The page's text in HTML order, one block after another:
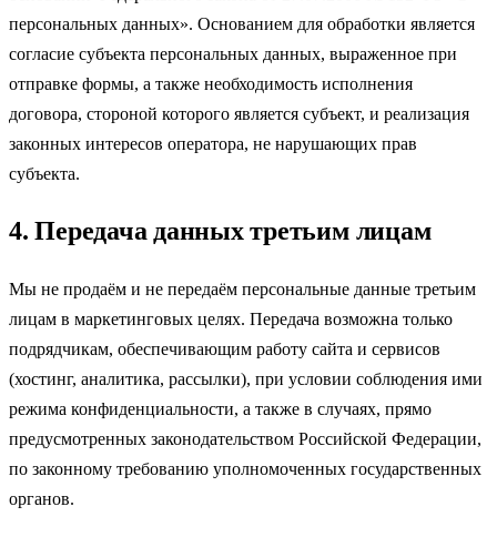
персональных данных». Основанием для обработки является
согласие субъекта персональных данных, выраженное при
отправке формы, а также необходимость исполнения
договора, стороной которого является субъект, и реализация
законных интересов оператора, не нарушающих прав
субъекта.
4. Передача данных третьим лицам
Мы не продаём и не передаём персональные данные третьим
лицам в маркетинговых целях. Передача возможна только
подрядчикам, обеспечивающим работу сайта и сервисов
(хостинг, аналитика, рассылки), при условии соблюдения ими
режима конфиденциальности, а также в случаях, прямо
предусмотренных законодательством Российской Федерации,
по законному требованию уполномоченных государственных
органов.